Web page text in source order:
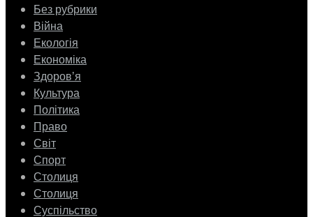
Без рубрики
Війна
Екологія
Економіка
Здоровʼя
Культура
Політика
Право
Світ
Спорт
Столиця
Столиця
Суспільство